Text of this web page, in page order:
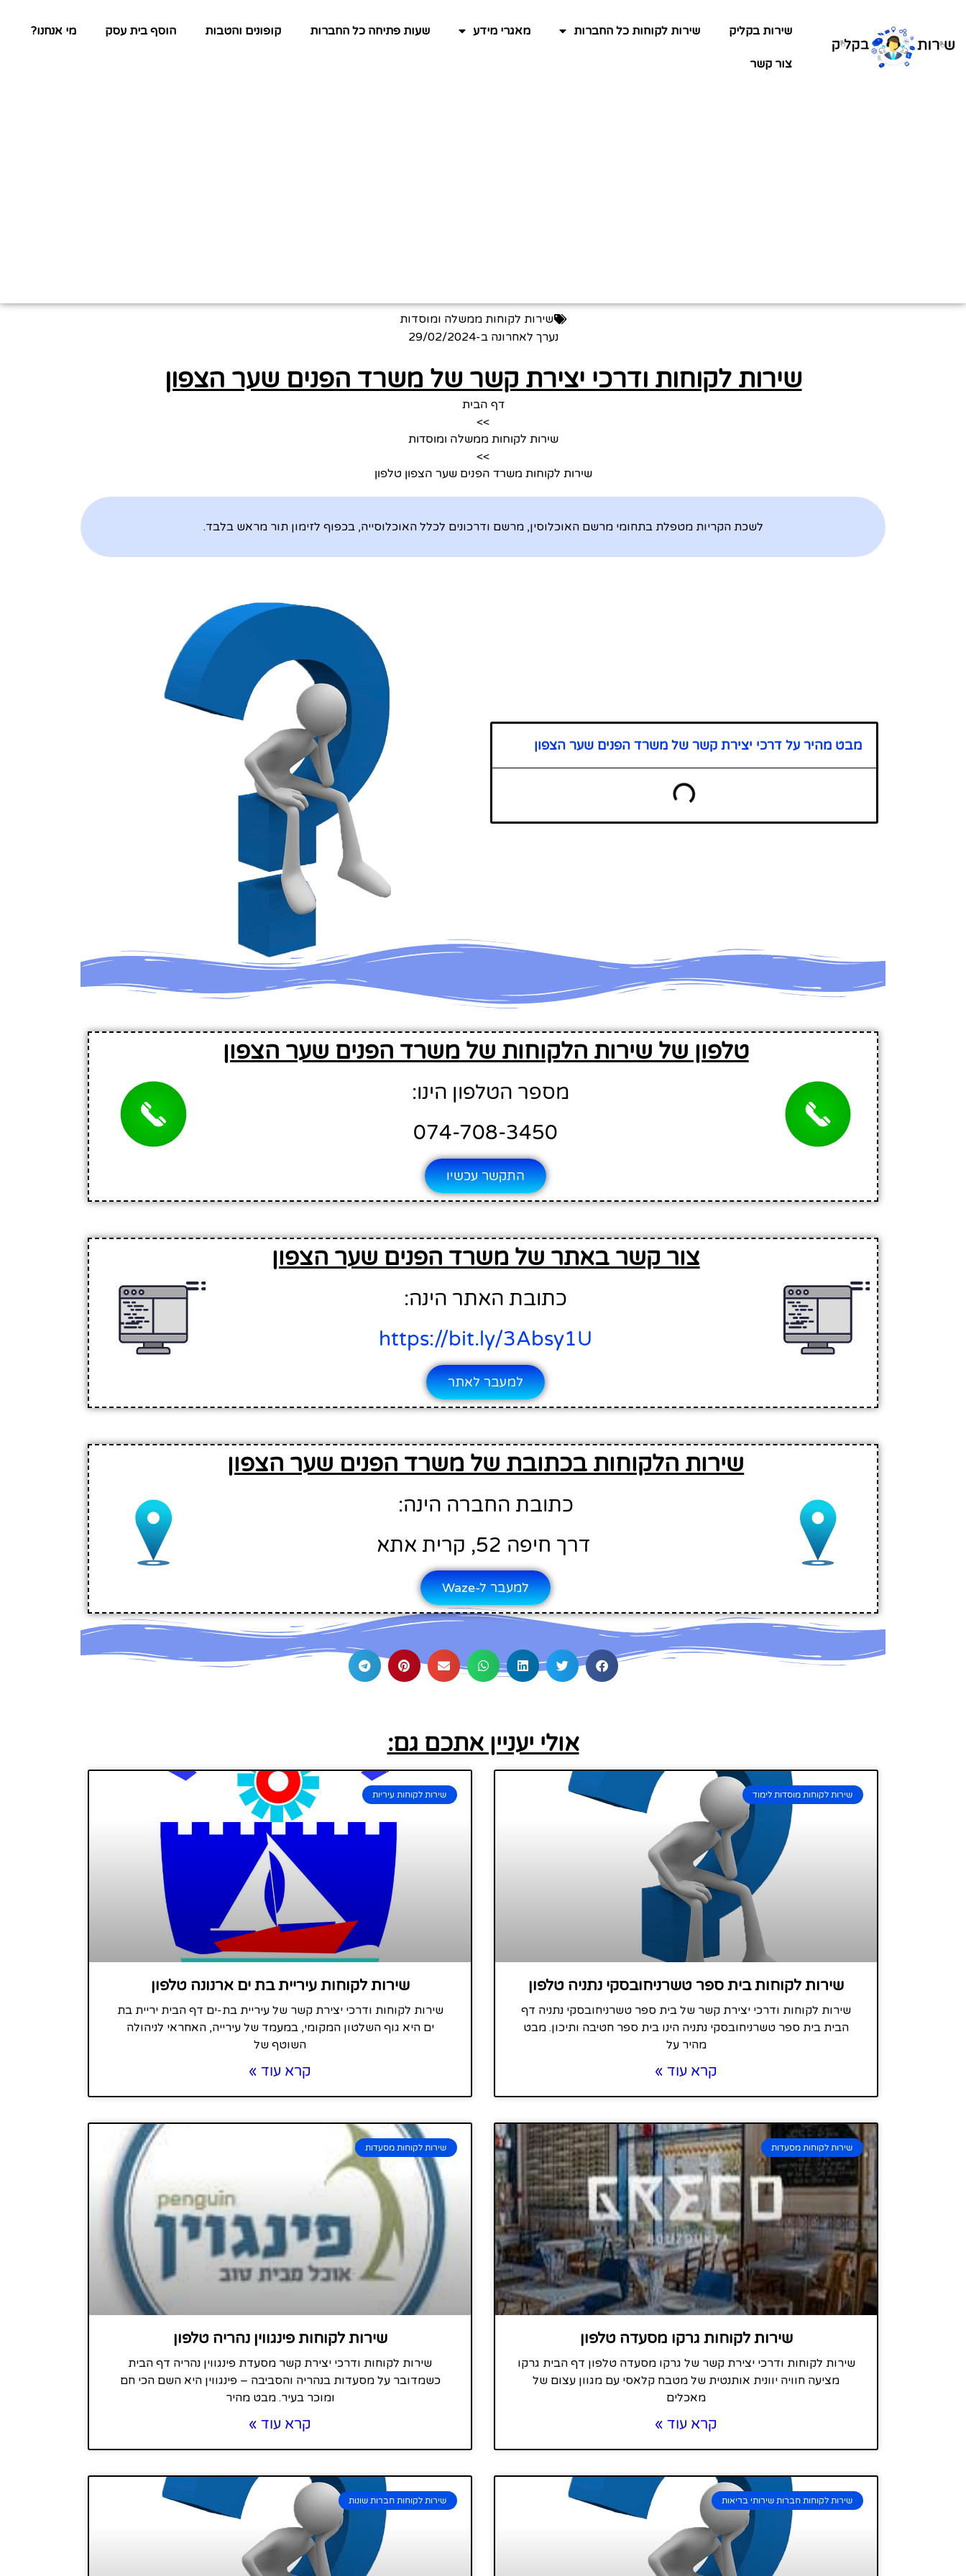
שירות בקליק שירות לקוחות כל החברות מאגרי מידע שעות פתיחה כל החברות קופונים והטבות הוסף בית עסק מי אנחנו?
צור קשר
שירות לקוחות ממשלה ומוסדות
נערך לאחרונה ב-29/02/2024
שירות לקוחות ודרכי יצירת קשר של משרד הפנים שער הצפון
דף הבית
>>
שירות לקוחות ממשלה ומוסדות
>>
שירות לקוחות משרד הפנים שער הצפון טלפון
לשכת הקריות מטפלת בתחומי מרשם האוכלוסין, מרשם ודרכונים לכלל האוכלוסייה, בכפוף לזימון תור מראש בלבד.
מבט מהיר על דרכי יצירת קשר של משרד הפנים שער הצפון
טלפון של שירות הלקוחות של משרד הפנים שער הצפון
מספר הטלפון הינו:
074-708-3450
התקשר עכשיו
צור קשר באתר של משרד הפנים שער הצפון
כתובת האתר הינה:
https://bit.ly/3Absy1U
למעבר לאתר
שירות הלקוחות בכתובת של משרד הפנים שער הצפון
כתובת החברה הינה:
דרך חיפה 52, קרית אתא
למעבר ל-Waze
אולי יעניין אתכם גם:
שירות לקוחות מוסדות לימוד
שירות לקוחות בית ספר טשרניחובסקי נתניה טלפון
שירות לקוחות ודרכי יצירת קשר של בית ספר טשרניחובסקי נתניה דף
הבית בית ספר טשרניחובסקי נתניה הינו בית ספר חטיבה ותיכון. מבט
מהיר על
קרא עוד »
שירות לקוחות עיריות
שירות לקוחות עיריית בת ים ארנונה טלפון
שירות לקוחות ודרכי יצירת קשר של עיריית בת-ים דף הבית יריית בת
ים היא גוף השלטון המקומי, במעמד של עירייה, האחראי לניהולה
השוטף של
קרא עוד »
שירות לקוחות מסעדות
שירות לקוחות גרקו מסעדה טלפון
שירות לקוחות ודרכי יצירת קשר של גרקו מסעדה טלפון דף הבית גרקו
מציעה חוויה יוונית אותנטית של מטבח קלאסי עם מגוון עצום של
מאכלים
קרא עוד »
שירות לקוחות מסעדות
שירות לקוחות פינגווין נהריה טלפון
שירות לקוחות ודרכי יצירת קשר מסעדת פינגווין נהריה דף הבית
כשמדובר על מסעדות בנהריה והסביבה – פינגווין היא השם הכי חם
ומוכר בעיר. מבט מהיר
קרא עוד »
שירות לקוחות חברות שירותי בריאות שירות לקוחות חברות שונות